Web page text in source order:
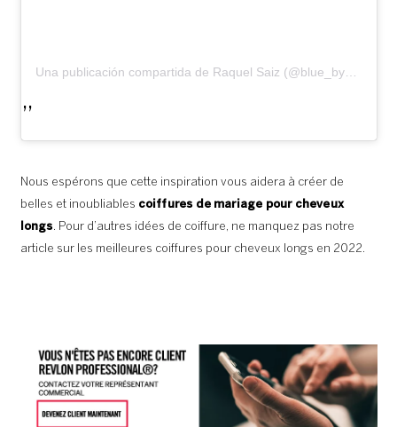
Una publicación compartida de Raquel Saiz (@blue_by_raquelsaiz)
Nous espérons que cette inspiration vous aidera à créer de
belles et inoubliables coiffures de mariage pour cheveux
longs. Pour d’autres idées de coiffure, ne manquez pas notre
article sur les meilleures coiffures pour cheveux longs en 2022.